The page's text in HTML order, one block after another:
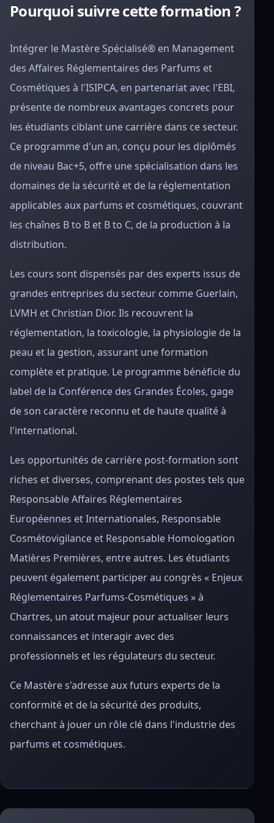
Pourquoi suivre cette formation ?
Intégrer le Mastère Spécialisé® en Management
des Affaires Réglementaires des Parfums et
Cosmétiques à l'ISIPCA, en partenariat avec l'EBI,
présente de nombreux avantages concrets pour
les étudiants ciblant une carrière dans ce secteur.
Ce programme d'un an, conçu pour les diplômés
de niveau Bac+5, offre une spécialisation dans les
domaines de la sécurité et de la réglementation
applicables aux parfums et cosmétiques, couvrant
les chaînes B to B et B to C, de la production à la
distribution.
Les cours sont dispensés par des experts issus de
grandes entreprises du secteur comme Guerlain,
LVMH et Christian Dior. Ils recouvrent la
réglementation, la toxicologie, la physiologie de la
peau et la gestion, assurant une formation
complète et pratique. Le programme bénéficie du
label de la Conférence des Grandes Écoles, gage
de son caractère reconnu et de haute qualité à
l'international.
Les opportunités de carrière post-formation sont
riches et diverses, comprenant des postes tels que
Responsable Affaires Réglementaires
Européennes et Internationales, Responsable
Cosmétovigilance et Responsable Homologation
Matières Premières, entre autres. Les étudiants
peuvent également participer au congrès « Enjeux
Réglementaires Parfums-Cosmétiques » à
Chartres, un atout majeur pour actualiser leurs
connaissances et interagir avec des
professionnels et les régulateurs du secteur.
Ce Mastère s'adresse aux futurs experts de la
conformité et de la sécurité des produits,
cherchant à jouer un rôle clé dans l'industrie des
parfums et cosmétiques.